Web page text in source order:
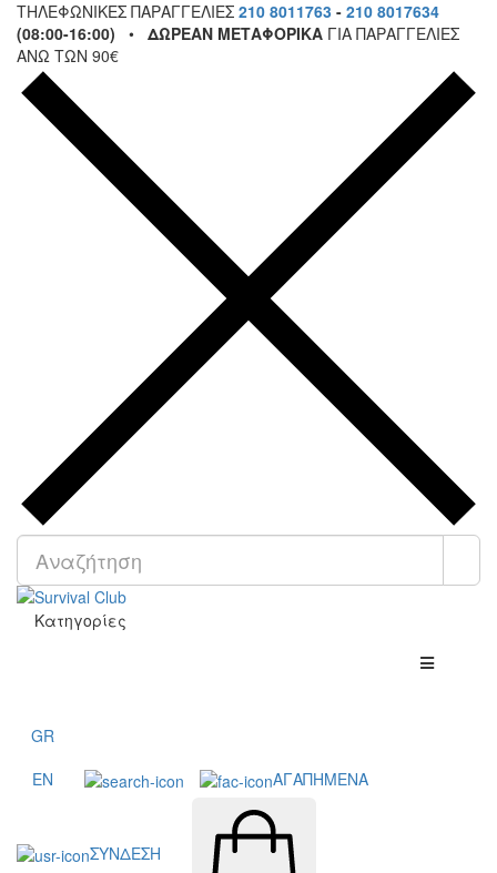
ΤΗΛΕΦΩΝΙΚΕΣ ΠΑΡΑΓΓΕΛΙΕΣ 210 8011763 - 210 8017634
(08:00-16:00) • ΔΩΡΕΑΝ ΜΕΤΑΦΟΡΙΚΑ ΓΙΑ ΠΑΡΑΓΓΕΛΙΕΣ
ΑΝΩ ΤΩΝ 90€
Κατηγορίες
GR
EN
ΑΓΑΠΗΜΕΝΑ
ΣΥΝΔΕΣΗ